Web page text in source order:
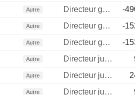
Autre Directeur general
-
Autre Directeur general
-
Autre Directeur general
-
Autre Directeur juridique
Autre Directeur juridique
Autre Directeur juridique